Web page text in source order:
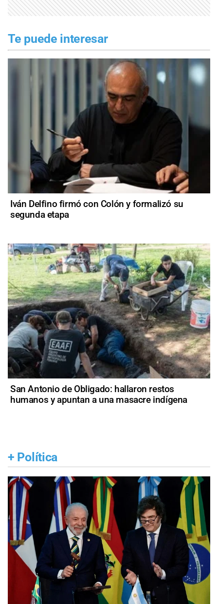
Te puede interesar
Iván Delfino firmó con Colón y formalizó su
segunda etapa
San Antonio de Obligado: hallaron restos
humanos y apuntan a una masacre indígena
+ Política